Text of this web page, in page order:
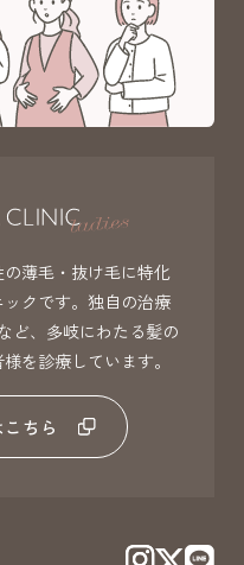
薄毛・抜け毛に特化
クです。独自の治療
ど、多岐にわたる髪の
を診療しています。
ちら